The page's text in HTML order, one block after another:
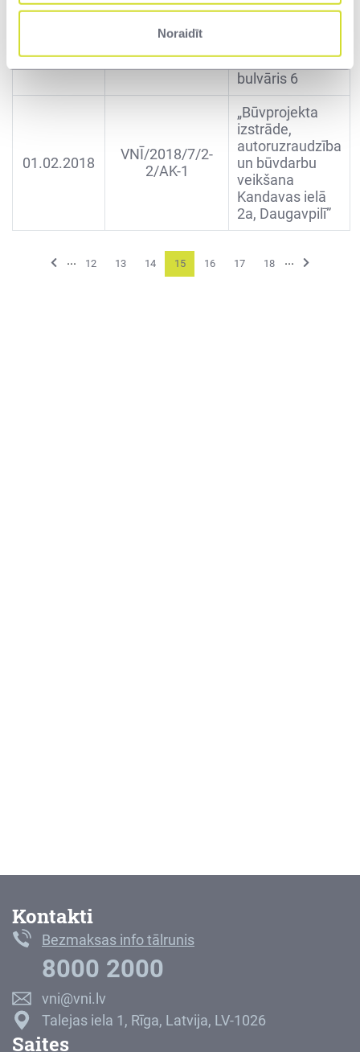
Noraidīt
1/M-1
izgatavošanai
Kronvalda
bulvāris 6
01.02.2018
VNĪ/2018/7/2-
2/AK-1
„Būvprojekta
izstrāde,
autoruzraudzība
un būvdarbu
veikšana
Kandavas ielā
2a, Daugavpilī”
Previous
... 12 13 14 15 16 17 18 ... Next
Kontakti
Bezmaksas info tālrunis
8000 2000
vni@vni.lv
Talejas iela 1, Rīga, Latvija, LV-1026
Saites